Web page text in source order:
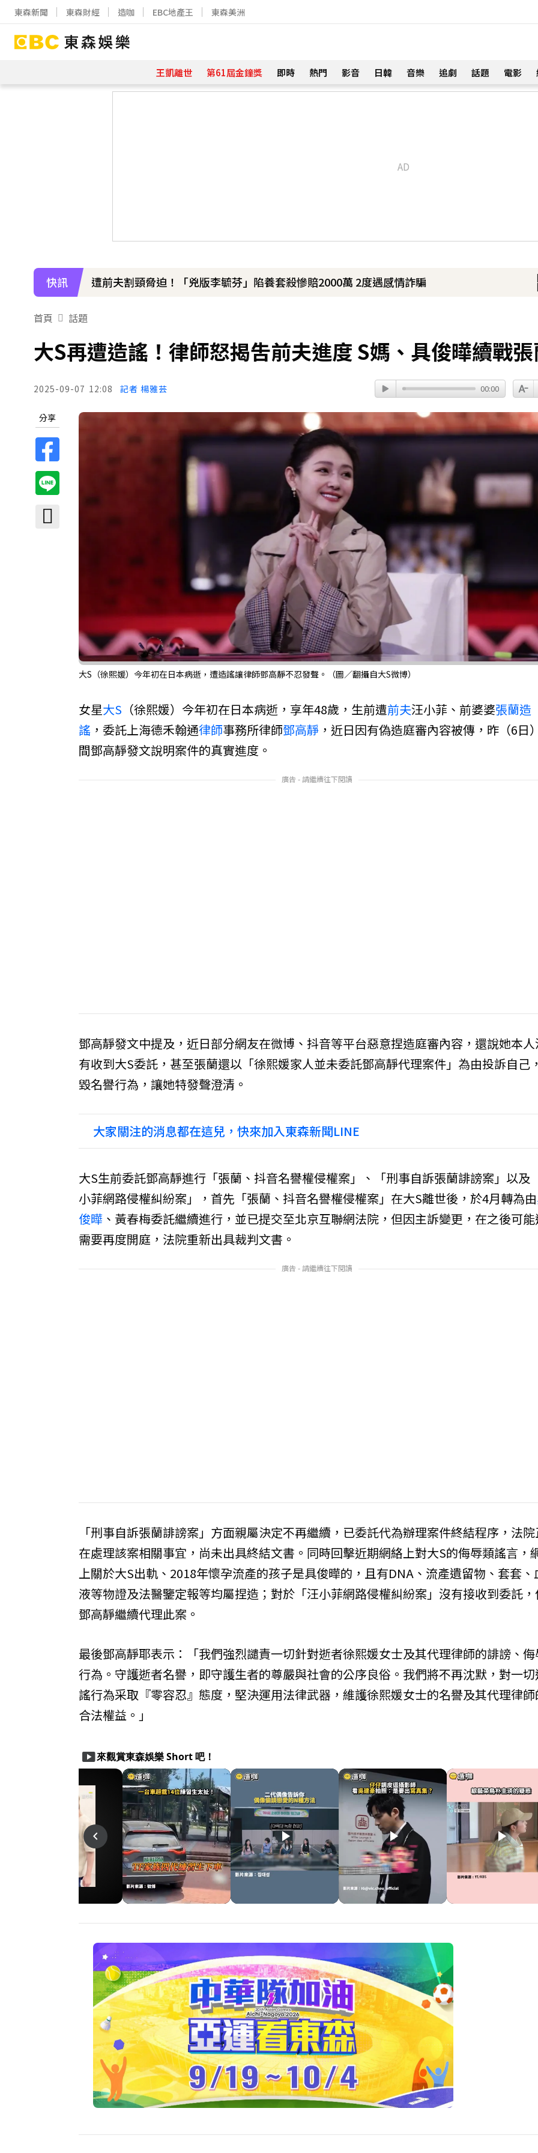
東森新聞 東森財經 造咖 EBC地產王 東森美洲
王凱離世 第61屆金鐘獎 即時 熱門 影音 日韓 音樂 追劇 話題 電影
快訊
遭前夫割頸脅迫！「兇版李毓芬」陷養套殺慘賠2000萬 2度遇感情詐騙
下載東森App，隨時掌握天下大小事！
首頁 話題
大S再遭造謠！律師怒揭吿前夫進度 S媽、具俊曄續戰
2025-09-07 12:08 記者 楊雅芸 00:00
分享
大S（徐熙媛）今年初在日本病逝，遭造謠讓律師鄧高靜不忍發聲。（圖／翻攝自大S微博）
女星大S （徐熙媛）今年初在日本病逝，享年48歲，生前遭前夫汪小菲、前婆婆張蘭造
謠 ，委託上海德禾翰通律師事務所律師鄧高靜 ，近日因有偽造庭審內容被傳，昨（6日
間鄧高靜發文說明案件的真實進度。
廣告 - 請繼續往下閱讀
鄧高靜發文中提及，近日部分網友在微博、抖音等平台惡意捏造庭審內容，還說她本
有收到大S委託，甚至張蘭還以「徐熙媛家人並未委託鄧高靜代理案件」為由投訴自己
毀名譽行為，讓她特發聲澄清。
大家關注的消息都在這兒，快來加入東森新聞LINE
大S生前委託鄧高靜進行「張蘭、抖音名譽權侵權案」、「刑事自訴張蘭誹謗案」以及
小菲網路侵權糾紛案」，首先「張蘭、抖音名譽權侵權案」在大S離世後，於4月轉為由
俊曄 、黃春梅委託繼續進行，並已提交至北京互聯網法院，但因主訴變更，在之後可
需要再度開庭，法院重新出具裁判文書。
廣告 - 請繼續往下閱讀
「刑事自訴張蘭誹謗案」方面親屬決定不再繼續，已委託代為辦理案件終結程序，法
在處理該案相關事宜，尚未出具終結文書。同時回擊近期網絡上對大S的侮辱類謠言，
上關於大S出軌、2018年懷孕流產的孩子是具俊曄的，且有DNA、流產遺留物、套套、
液等物證及法醫鑒定報等均屬捏造；對於「汪小菲網路侵權糾紛案」沒有接收到委託
鄧高靜繼續代理此案。
最後鄧高靜耶表示：「我們強烈譴責一切針對逝者徐熙媛女士及其代理律師的誹謗、
行為。守護逝者名譽，即守護生者的尊嚴與社會的公序良俗。我們將不再沈默，對一
謠行為采取『零容忍』態度，堅決運用法律武器，維護徐熙媛女士的名譽及其代理律
合法權益。」
smart_display來觀賞東森娛樂 Short 吧！
navigate_before play_arrow play_arrow play_arrow play_arrow